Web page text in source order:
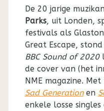
De 20 jarige
Parks, uit Londen,
festivals als
Great Escape,
BBC Sound of 2020
de cover van (het
NME magazine. Met
Sad Generation en
enkele losse